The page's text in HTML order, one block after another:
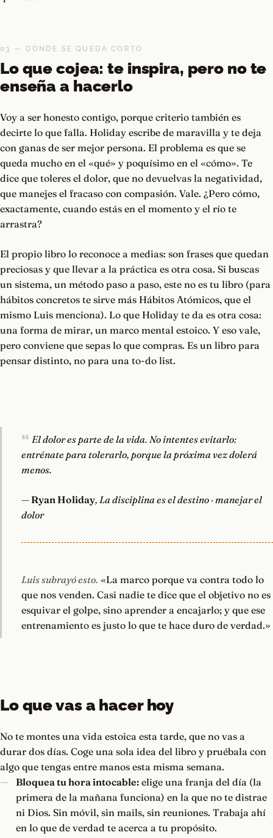
03 — DONDE SE QUEDA CORTO
Lo que cojea: te inspira, pero no te
enseña a hacerlo
Voy a ser honesto contigo, porque criterio también es
decirte lo que falla. Holiday escribe de maravilla y te deja
con ganas de ser mejor persona. El problema es que se
queda mucho en el «qué» y poquísimo en el «cómo». Te
dice que toleres el dolor, que no devuelvas la negatividad,
que manejes el fracaso con compasión. Vale. ¿Pero cómo,
exactamente, cuando estás en el momento y el río te
arrastra?
El propio libro lo reconoce a medias: son frases que quedan
preciosas y que llevar a la práctica es otra cosa. Si buscas
un sistema, un método paso a paso, este no es tu libro (para
hábitos concretos te sirve más Hábitos Atómicos, que el
mismo Luis menciona). Lo que Holiday te da es otra cosa:
una forma de mirar, un marco mental estoico. Y eso vale,
pero conviene que sepas lo que compras. Es un libro para
pensar distinto, no para una to-do list.
El dolor es parte de la vida. No intentes evitarlo:
entrénate para tolerarlo, porque la próxima vez dolerá
menos.
— Ryan Holiday, La disciplina es el destino · manejar el
dolor
Luis subrayó esto. «La marco porque va contra todo lo
que nos venden. Casi nadie te dice que el objetivo no es
esquivar el golpe, sino aprender a encajarlo; y que ese
entrenamiento es justo lo que te hace duro de verdad.»
Lo que vas a hacer hoy
No te montes una vida estoica esta tarde, que no vas a
durar dos días. Coge una sola idea del libro y pruébala con
algo que tengas entre manos esta misma semana.
Bloquea tu hora intocable:elige una franja del día (la
primera de la mañana funciona) en la que no te distrae
ni Dios. Sin móvil, sin mails, sin reuniones. Trabaja ahí
en lo que de verdad te acerca a tu propósito.